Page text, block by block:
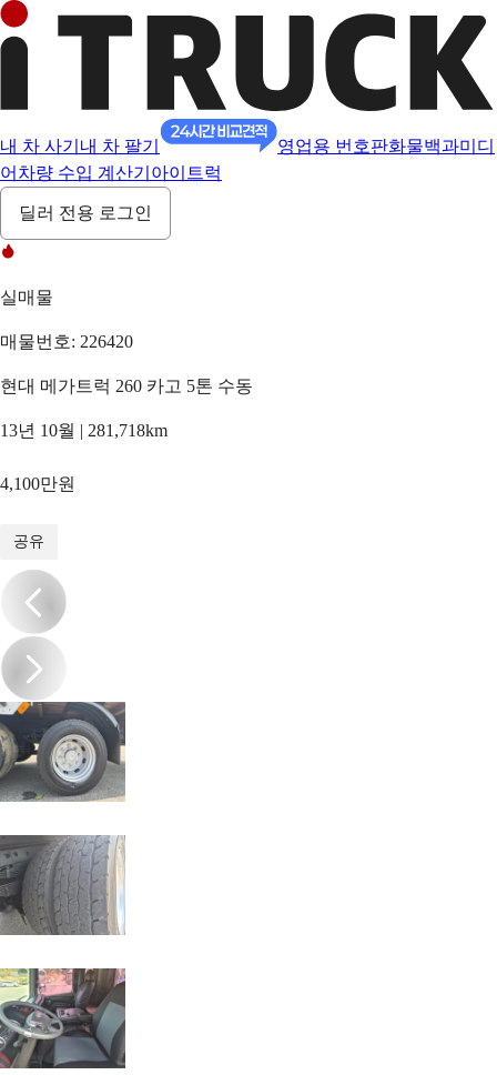
내 차 사기 내 차 팔기 영업용 번호판화물백과미디
어 차량 수입 계산기 아이트럭
딜러 전용 로그인
실매물
매물번호: 226420
현대 메가트럭 260 카고 5톤 수동
13년 10월 | 281,718km
4,100만원
공유
/19